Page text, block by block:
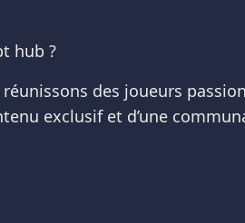
hub ?
des joueurs
exclusif et d’une